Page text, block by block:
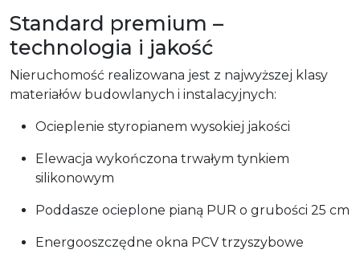
Standard premium –
technologia i jakość
Nieruchomość realizowana jest z najwyższej klasy
materiałów budowlanych i instalacyjnych:
Ocieplenie styropianem wysokiej jakości
Elewacja wykończona trwałym tynkiem
silikonowym
Poddasze ocieplone pianą PUR o grubości 25 cm
Energooszczędne okna PCV trzyszybowe